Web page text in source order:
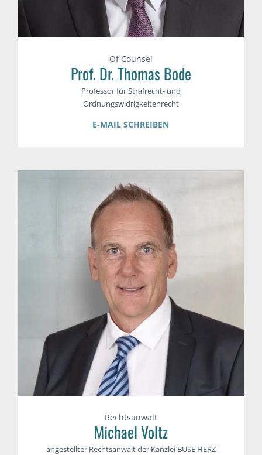
Of Counsel
Prof. Dr. Thomas Bode
Professor für Strafrecht- und
Ordnungswidrigkeitenrecht
E-MAIL SCHREIBEN
Rechtsanwalt
Michael Voltz
angestellter Rechtsanwalt der Kanzlei BUSE HERZ